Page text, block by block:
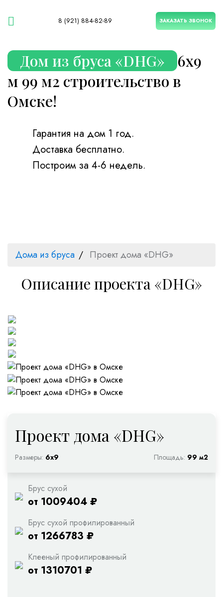
8 (921) 884-82-89 ЗАКАЗАТЬ ЗВОНОК
Дом из бруса «DHG»
6х9
м 99 м2 строительство в
Омске!
Гарантия на дом 1 год.
Доставка бесплатно.
Построим за 4-6 недель.
Дома из бруса Проект дома «DHG»
Описание проекта «DHG»
Проект дома «DHG»
Размеры: 6х9 Площадь: 99 м2
Брус сухой
от 1009404 ₽
Брус сухой профилированный
от 1266783 ₽
Клееный профилированный
от 1310701 ₽